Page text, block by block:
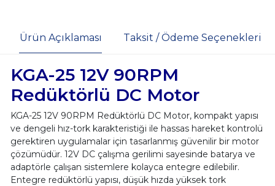
Ürün Açıklaması Taksit / Ödeme Seçenekleri
KGA-25 12V 90RPM
Redüktörlü DC Motor
KGA-25 12V 90RPM Redüktörlü DC Motor, kompakt yapısı
ve dengeli hız-tork karakteristiği ile hassas hareket kontrolü
gerektiren uygulamalar için tasarlanmış güvenilir bir motor
çözümüdür. 12V DC çalışma gerilimi sayesinde batarya ve
adaptörle çalışan sistemlere kolayca entegre edilebilir.
Entegre redüktörlü yapısı, düşük hızda yüksek tork